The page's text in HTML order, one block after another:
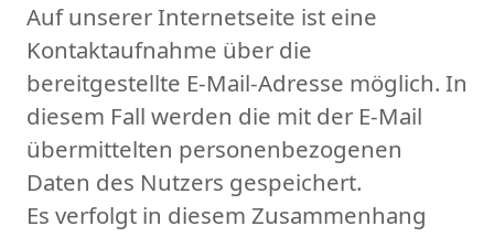
Auf unserer Internetseite ist eine
Kontaktaufnahme über die
bereitgestellte E-Mail-Adresse möglich. In
diesem Fall werden die mit der E-Mail
übermittelten personenbezogenen
Daten des Nutzers gespeichert.
Es verfolgt in diesem Zusammenhang